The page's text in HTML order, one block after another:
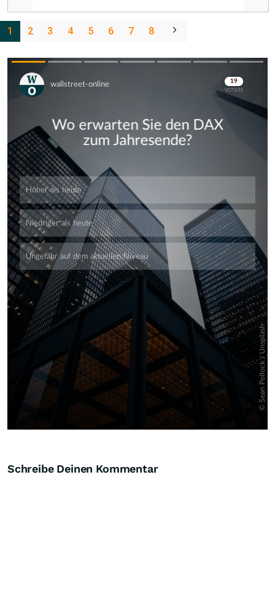
1 2 3 4 5 6 7 8
Skip
Skip
Schreibe Deinen Kommentar